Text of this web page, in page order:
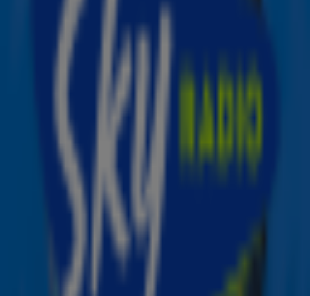
de zomer! Ze mocht als eerste met haar sleutel een
poging wagen om de auto starten en het was meteen
raak. Benieuwd naar Trudy's reactie? De foto's en video
van de finale vind je hier binnenkort online.
Onder leiding van presentatrice Airen Mylene namen 18
finalisten het in een spannende finale tegen elkaar op.
Iedere kandidaat kreeg een sleutel van de notaris,
Luisteraar Trudy kreeg de luxe cabrio al met de eerste
sleutel gestart!
Van 1 tot en met 19 juni 2022 maakten Sky Radio-
luisteraars iedere dag kans op een plek in de cabrio-